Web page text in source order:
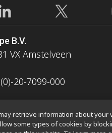
B.V.
VX Amstelveen
20-7099-000
retrieve information about
some types of cookies by